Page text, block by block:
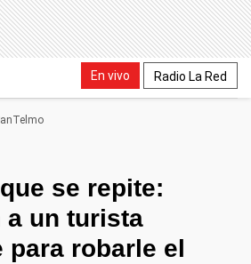
En vivo Radio La Red
se repite:
a un turista
para robarle el